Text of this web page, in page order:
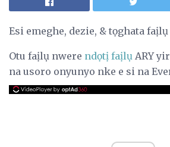
Esi emeghe, dezie, & tọghata faịlụ
Otu faịlụ nwere ndọtị faịlụ ARY
na usoro onyunyo nke e si na